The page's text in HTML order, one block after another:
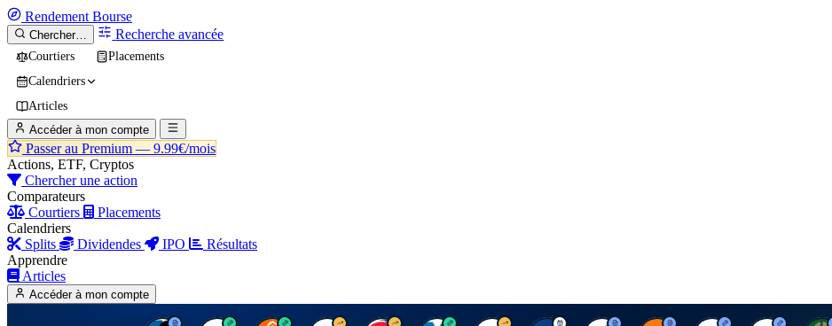
Rendement Bourse
Chercher… Recherche avancée
Courtiers
Placements
Calendriers
Articles
Accéder à mon compte
Passer au Premium — 9.99€/mois
Actions, ETF, Cryptos
Chercher une action
Comparateurs
Courtiers
Placements
Calendriers
Splits
Dividendes IPO
Résultats
Apprendre
Articles
Accéder à mon compte